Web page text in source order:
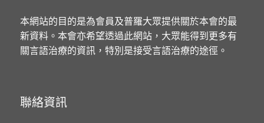
本網站的目的是為會員及普羅大眾提供關於本會的最
新資料。本會亦希望透過此網站，大眾能得到更多有
關言語治療的資訊，特別是接受言語治療的途徑。
聯絡資訊